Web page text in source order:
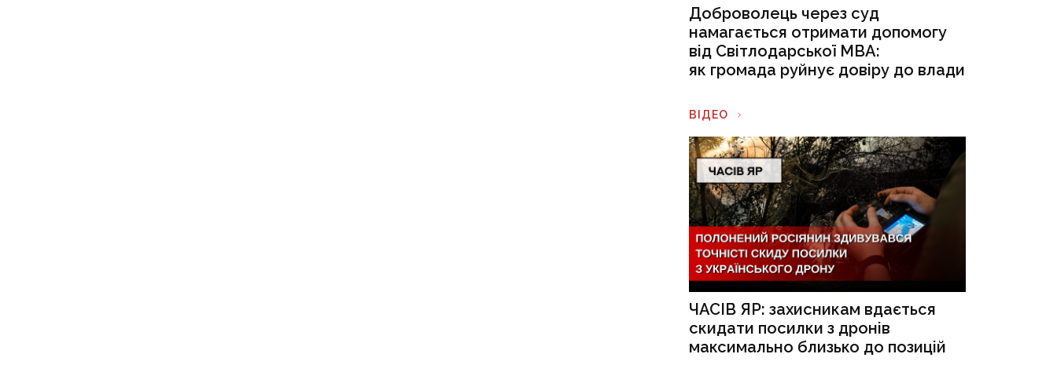
Доброволець через суд
намагається отримати допомогу
від Світлодарської МВА:
як громада руйнує довіру до влади
ВІДЕО
ЧАСІВ ЯР: захисникам вдається
скидати посилки з дронів
максимально близько до позицій